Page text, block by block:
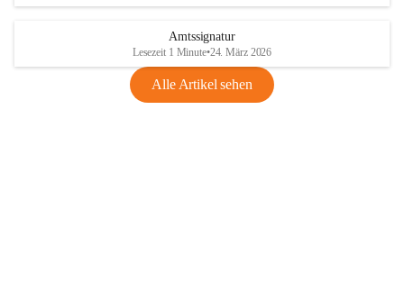
Amtssignatur
Lesezeit 1 Minute•24. März 2026
Alle Artikel sehen